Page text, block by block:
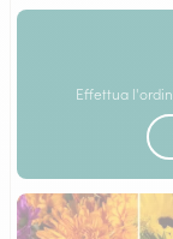
Effettua